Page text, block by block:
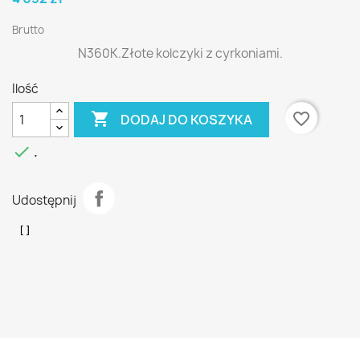
Brutto
N360K.Złote kolczyki z cyrkoniami.
Ilość
 DODAJ DO KOSZYKA
favorite_border
 .
Udostępnij